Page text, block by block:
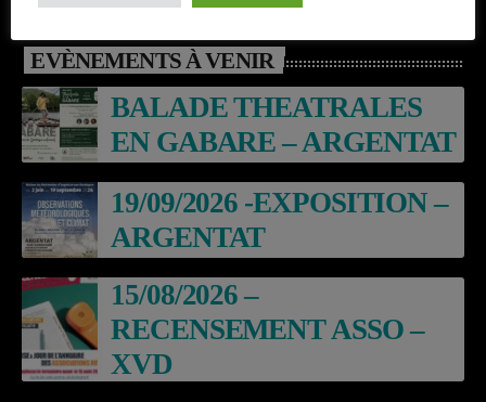
EVÈNEMENTS À VENIR
BALADE THEATRALES
EN GABARE – ARGENTAT
19/09/2026 -EXPOSITION –
ARGENTAT
15/08/2026 –
RECENSEMENT ASSO –
XVD